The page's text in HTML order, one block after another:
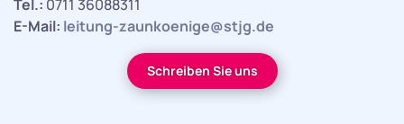
Tel.: 0711 36088311
E-Mail: leitung-zaunkoenige@stjg.de
Schreiben Sie uns